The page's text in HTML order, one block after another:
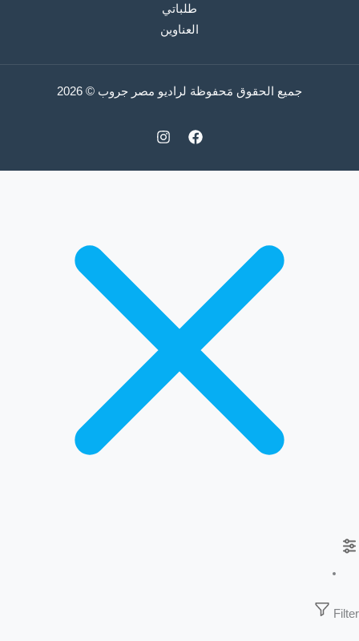
طلباتي
العناوين
جميع الحقوق مَحفوظة لراديو مصر جروب © 2026
Filter